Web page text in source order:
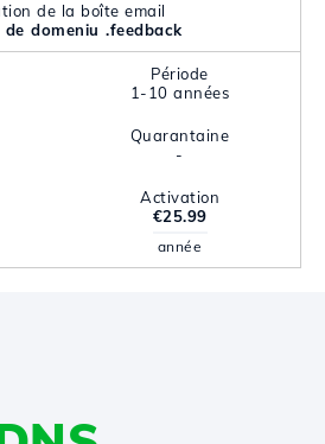
de la boîte email
de domeniu .feedback
Période
1-10 années
Quarantaine
-
Activation
€25.99
année